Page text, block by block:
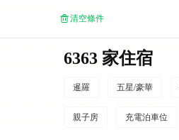
清空條件
6363 家住宿
暹羅 五星/豪華
親子房 充電泊車位